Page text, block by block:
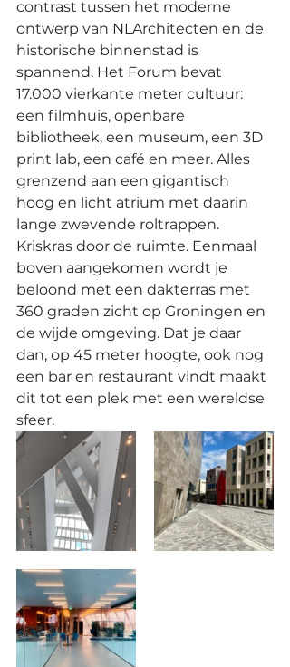
contrast tussen het moderne
ontwerp van NLArchitecten en de
historische binnenstad is
spannend. Het Forum bevat
17.000 vierkante meter cultuur:
een filmhuis, openbare
bibliotheek, een museum, een 3D
print lab, een café en meer. Alles
grenzend aan een gigantisch
hoog en licht atrium met daarin
lange zwevende roltrappen.
Kriskras door de ruimte. Eenmaal
boven aangekomen wordt je
beloond met een dakterras met
360 graden zicht op Groningen en
de wijde omgeving. Dat je daar
dan, op 45 meter hoogte, ook nog
een bar en restaurant vindt maakt
dit tot een plek met een wereldse
sfeer.